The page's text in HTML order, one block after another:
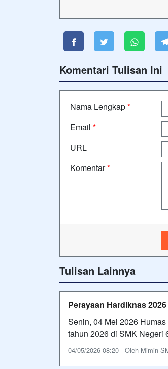
Komentari Tulisan Ini
Nama Lengkap*
Email *
URL
Komentar*
Tulisan Lainnya
Perayaan Hardiknas
Senin, 04 Mei 2026
tahun 2026 di SMK Negeri
04/05/2026 08:20 - Oleh Mimin